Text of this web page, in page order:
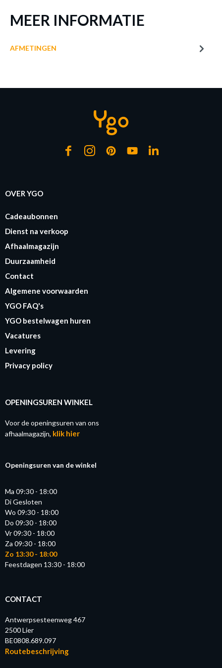
MEER INFORMATIE
AFMETINGEN
OVER YGO
Cadeaubonnen
Dienst na verkoop
Afhaalmagazijn
Duurzaamheid
Contact
Algemene voorwaarden
YGO FAQ's
YGO bestelwagen huren
Vacatures
Levering
Privacy policy
OPENINGSUREN WINKEL
Voor de openingsuren van ons
afhaalmagazijn, klik hier
Openingsuren van de winkel
Ma 09:30 - 18:00
Di Gesloten
Wo 09:30 - 18:00
Do 09:30 - 18:00
Vr 09:30 - 18:00
Za 09:30 - 18:00
Zo 13:30 - 18:00
Feestdagen 13:30 - 18:00
CONTACT
Antwerpsesteenweg 467
2500 Lier
BE0808.689.097
Routebeschrijving